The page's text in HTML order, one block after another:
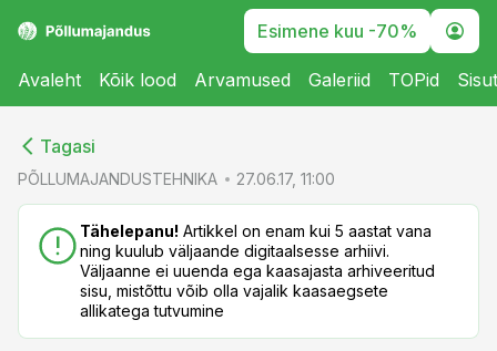
Esimene kuu -70%
Avaleht Kõik lood Arvamused Galeriid TOPid
Tagasi
PÕLLUMAJANDUSTEHNIKA 27.06.17, 11:00
Tähelepanu! Artikkel on enam kui 5 aastat vana
ning kuulub väljaande digitaalsesse arhiivi.
Väljaanne ei uuenda ega kaasajasta arhiveeritud
sisu, mistõttu võib olla vajalik kaasaegsete
allikatega tutvumine